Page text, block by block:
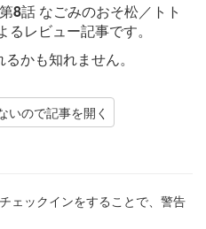
8話 なごみのおそ松／トト
レビュー記事です。
かも知れません。
いので記事を開く
ェックインをすることで、警告